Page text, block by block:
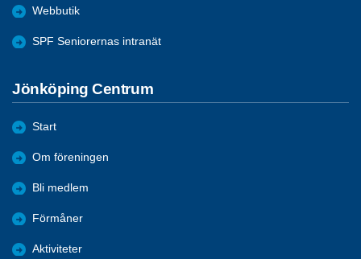
Webbutik
SPF Seniorernas intranät
Jönköping Centrum
Start
Om föreningen
Bli medlem
Förmåner
Aktiviteter